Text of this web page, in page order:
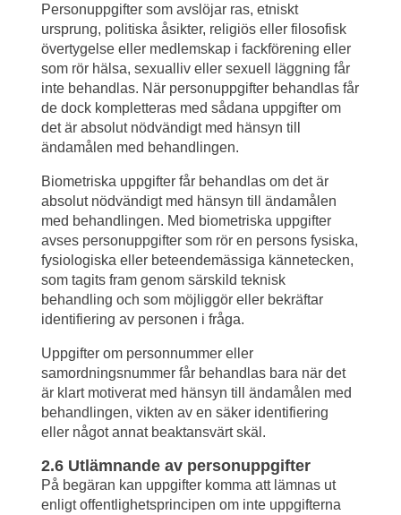
Personuppgifter som avslöjar ras, etniskt
ursprung, politiska åsikter, religiös eller filosofisk
övertygelse eller medlemskap i fackförening eller
som rör hälsa, sexualliv eller sexuell läggning får
inte behandlas. När personuppgifter behandlas får
de dock kompletteras med sådana uppgifter om
det är absolut nödvändigt med hänsyn till
ändamålen med behandlingen.
Biometriska uppgifter får behandlas om det är
absolut nödvändigt med hänsyn till ändamålen
med behandlingen. Med biometriska uppgifter
avses personuppgifter som rör en persons fysiska,
fysiologiska eller beteendemässiga kännetecken,
som tagits fram genom särskild teknisk
behandling och som möjliggör eller bekräftar
identifiering av personen i fråga.
Uppgifter om personnummer eller
samordningsnummer får behandlas bara när det
är klart motiverat med hänsyn till ändamålen med
behandlingen, vikten av en säker identifiering
eller något annat beaktansvärt skäl.
2.6 Utlämnande av personuppgifter
På begäran kan uppgifter komma att lämnas ut
enligt offentlighetsprincipen om inte uppgifterna